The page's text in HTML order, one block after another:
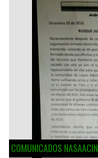
COMUNICADOS NASAACIN